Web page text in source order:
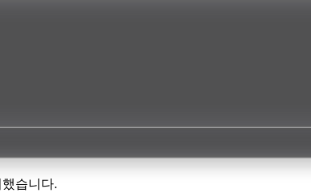
습니다.